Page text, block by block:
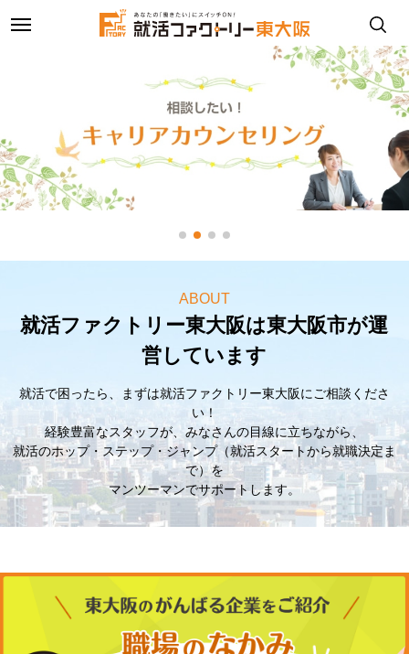
toggle
navigation
ABOUT
就活ファクトリー東大阪は東大阪市が運
営しています
就活で困ったら、まずは就活ファクトリー東大阪にご相談くださ
い！
経験豊富なスタッフが、みなさんの目線に立ちながら、
就活のホップ・ステップ・ジャンプ（就活スタートから就職決定ま
で）を
マンツーマンでサポートします。